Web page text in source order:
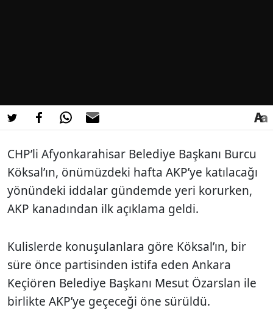
CHP’li Afyonkarahisar Belediye Başkanı Burcu
Köksal’ın, önümüzdeki hafta AKP’ye katılacağı
yönündeki iddalar gündemde yeri korurken,
AKP kanadından ilk açıklama geldi.
Kulislerde konuşulanlara göre Köksal’ın, bir
süre önce partisinden istifa eden Ankara
Keçiören Belediye Başkanı Mesut Özarslan ile
birlikte AKP’ye geçeceği öne sürüldü.